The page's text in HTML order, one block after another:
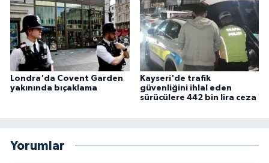
Londra'da Covent Garden
yakınında bıçaklama
Kayseri'de trafik
güvenliğini ihlal eden
sürücülere 442 bin lira ceza
Yorumlar